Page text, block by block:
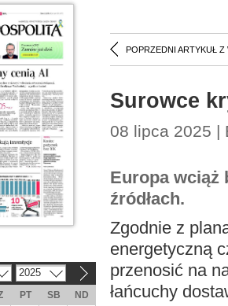
POPRZEDNI ARTYKUŁ Z
Surowce
08 lipca 2025 |
Europa wciąż
źródłach.
Zgodnie z
energetyczną
przenosić na
łańcuchy
2025
PT SB
ND